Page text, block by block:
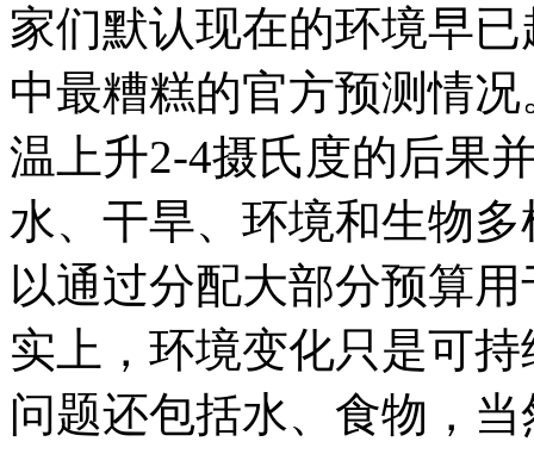
家们默认现在的环境早
中最糟糕的官方预测情
温上升2-4摄氏度的后果
水、干旱、环境和生物
以通过分配大部分预算
实上，环境变化只是可
问题还包括水、食物，